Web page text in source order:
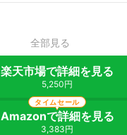
全部見る
楽天市場で詳細を見る
5,250円
Amazonで詳細を見る
3,383円
タイムセール